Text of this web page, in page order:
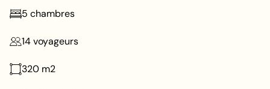
5 chambres
14voyageurs
320 m2